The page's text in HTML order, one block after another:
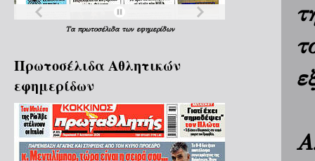
Τα πρωτοσέλιδα των εφημερίδων
Πρωτοσέλιδα Aθλητικών
εφημερίδων